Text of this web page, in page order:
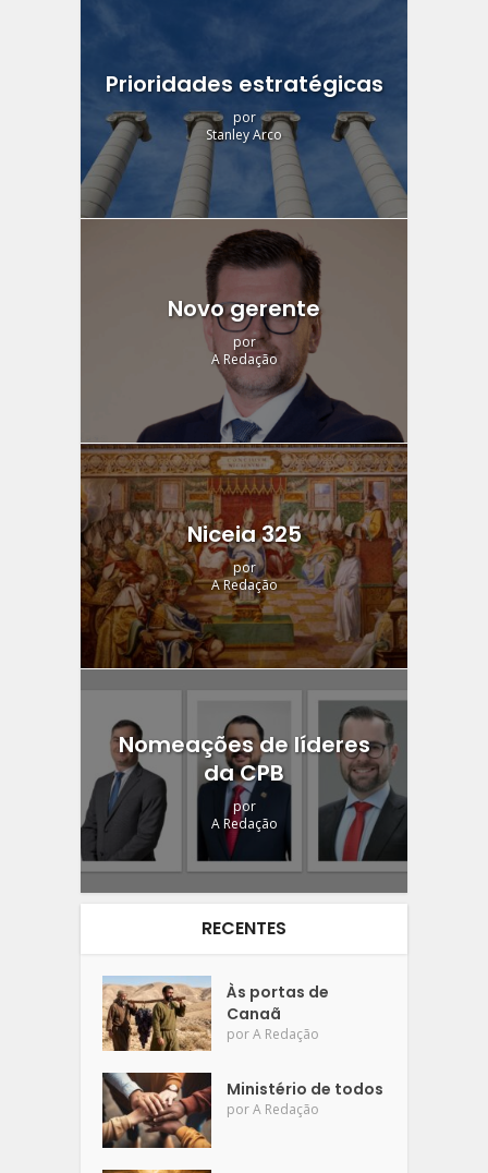
Prioridades estratégicas
por
Stanley Arco
Novo gerente
por
A Redação
Niceia 325
por
A Redação
Nomeações de líderes
da CPB
por
A Redação
RECENTES
Às portas de
Canaã
porA Redação
Ministério de todos
porA Redação